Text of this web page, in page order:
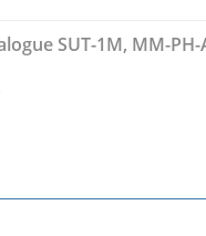
SUT-1M, MM-PH-